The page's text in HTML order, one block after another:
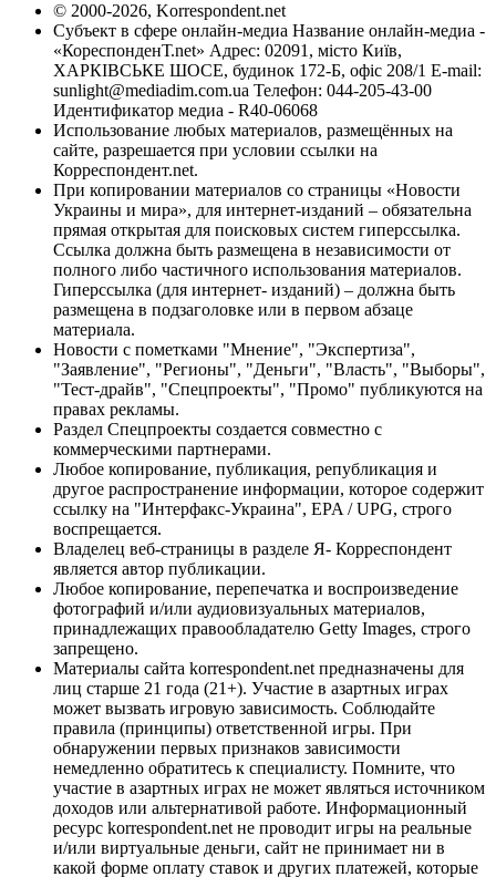
© 2000-2026, Korrespondent.net
Субъект в сфере онлайн-медиа Название онлайн-медиа -
«КореспонденТ.net» Адрес: 02091, місто Київ,
ХАРКІВСЬКЕ ШОСЕ, будинок 172-Б, офіс 208/1 E-mail:
sunlight@mediadim.com.ua Телефон: 044-205-43-00
Идентификатор медиа - R40-06068
Использование любых материалов, размещённых на
сайте, разрешается при условии ссылки на
Корреспондент.net.
При копировании материалов со страницы «Новости
Украины и мира», для интернет-изданий – обязательна
прямая открытая для поисковых систем гиперссылка.
Ссылка должна быть размещена в независимости от
полного либо частичного использования материалов.
Гиперссылка (для интернет- изданий) – должна быть
размещена в подзаголовке или в первом абзаце
материала.
Новости с пометками "Мнение", "Экспертиза",
"Заявление", "Регионы", "Деньги", "Власть", "Выборы",
"Тест-драйв", "Спецпроекты", "Промо" публикуются на
правах рекламы.
Раздел Спецпроекты создается совместно с
коммерческими партнерами.
Любое копирование, публикация, републикация и
другое распространение информации, которое содержит
ссылку на "Интерфакс-Украина", EPA / UPG, строго
воспрещается.
Владелец веб-страницы в разделе Я- Корреспондент
является автор публикации.
Любое копирование, перепечатка и воспроизведение
фотографий и/или аудиовизуальных материалов,
принадлежащих правообладателю Getty Images, строго
запрещено.
Материалы сайта korrespondent.net предназначены для
лиц старше 21 года (21+). Участие в азартных играх
может вызвать игровую зависимость. Соблюдайте
правила (принципы) ответственной игры. При
обнаружении первых признаков зависимости
немедленно обратитесь к специалисту. Помните, что
участие в азартных играх не может являться источником
доходов или альтернативой работе. Информационный
ресурс korrespondent.net не проводит игры на реальные
и/или виртуальные деньги, сайт не принимает ни в
какой форме оплату ставок и других платежей, которые